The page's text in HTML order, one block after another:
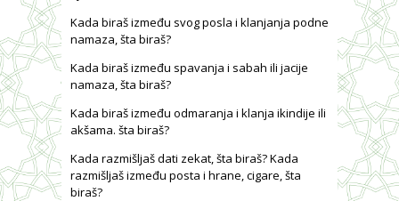
Kada biraš između svog posla i klanjanja podne
namaza, šta biraš?
Kada biraš između spavanja i sabah ili jacije
namaza, šta biraš?
Kada biraš između odmaranja i klanja ikindije ili
akšama. šta biraš?
Kada razmišljaš dati zekat, šta biraš? Kada
razmišljaš između posta i hrane, cigare, šta
biraš?